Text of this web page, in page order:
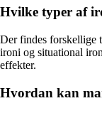
Hvilke typer af
Der findes forskellige
ironi og situational
effekter.
Hvordan kan